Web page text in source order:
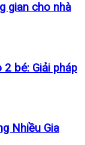
gian cho nhà
bé: Giải pháp
Nhiều Gia